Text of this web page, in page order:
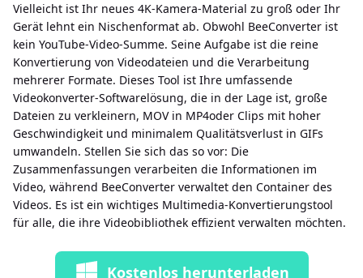
Vielleicht ist Ihr neues 4K-Kamera-Material zu groß oder Ihr
Gerät lehnt ein Nischenformat ab. Obwohl BeeConverter ist
kein YouTube-Video-Summe. Seine Aufgabe ist die reine
Konvertierung von Videodateien und die Verarbeitung
mehrerer Formate. Dieses Tool ist Ihre umfassende
Videokonverter-Softwarelösung, die in der Lage ist, große
Dateien zu verkleinern, MOV in MP4oder Clips mit hoher
Geschwindigkeit und minimalem Qualitätsverlust in GIFs
umwandeln. Stellen Sie sich das so vor: Die
Zusammenfassungen verarbeiten die Informationen im
Video, während BeeConverter verwaltet den Container des
Videos. Es ist ein wichtiges Multimedia-Konvertierungstool
für alle, die ihre Videobibliothek effizient verwalten möchten.
Kostenlos herunterladen